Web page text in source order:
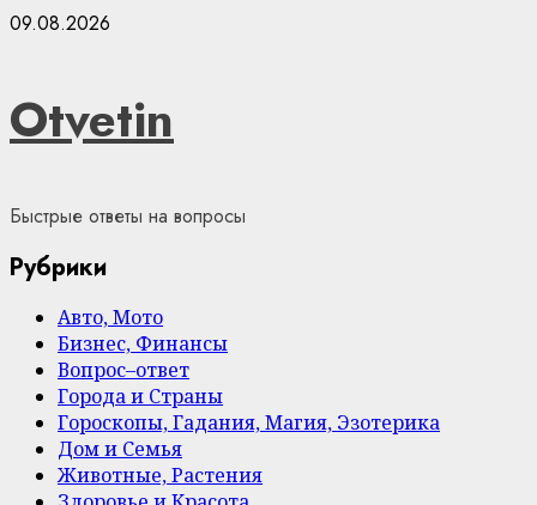
Skip
09.08.2026
Otvetin
Быстрые ответы на вопросы
Рубрики
Авто, Мото
Бизнес, Финансы
Вопрос–ответ
Города и Страны
Гороскопы, Гадания, Магия, Эзотерика
Дом и Семья
Животные, Растения